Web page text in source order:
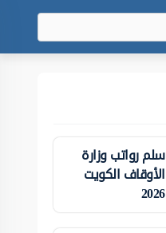
سلم رواتب وزارة
الأوقاف الكويت
2026